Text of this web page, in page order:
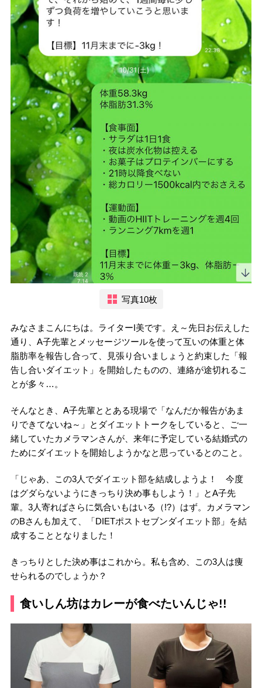
写真10枚
みなさまこんにちは。ライターI美です。え～先日お伝えした
通り、A子先輩とメッセージツールを使って互いの体重と体
脂肪率を報告し合って、見張り合いましょうと約束した「報
告し合いダイエット」を開始したものの、連絡が途切れるこ
とが多々…。
そんなとき、A子先輩ととある現場で「なんだか報告があま
りできてないね～」とダイエットトークをしていると、ご一
緒していたカメラマンさんが、来年に予定している結婚式の
ためにダイエットを開始しようかなと思っているとのこと。
「じゃあ、この3人でダイエット部を結成しようよ！ 今度
はグダらないようにきっちり決め事もしよう！」とA子先
輩。3人寄ればさらに気合いもはいる（!?）はず。カメラマン
のBさんも加えて、「DIETポストセブンダイエット部」を結
成することとなりました！
きっちりとした決め事はこれから。私も含め、この3人は痩
せられるのでしょうか？
食いしん坊はカレーが食べたいんじゃ!!